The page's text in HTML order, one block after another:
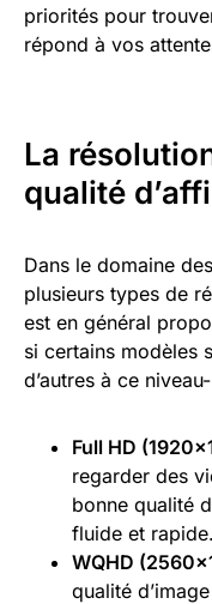
priorités pour
répond à vos
La
qualité
Dans le domaine
plusieurs types de
est en général
si certains modèles
d’autres à ce
Full HD
regarder des
bonne qualité
fluide et rapide.
WQHD
qualité